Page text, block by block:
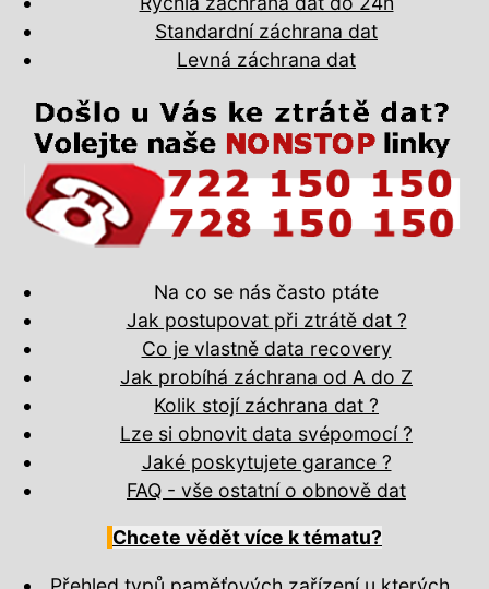
Standardní záchrana dat
Levná záchrana dat
Na co se nás často ptáte
Jak postupovat při ztrátě dat ?
Co je vlastně data recovery
Jak probíhá záchrana od A do Z
Kolik stojí záchrana dat ?
Lze si obnovit data svépomocí ?
Jaké poskytujete garance ?
FAQ - vše ostatní o obnově dat
Chcete vědět více k tématu?